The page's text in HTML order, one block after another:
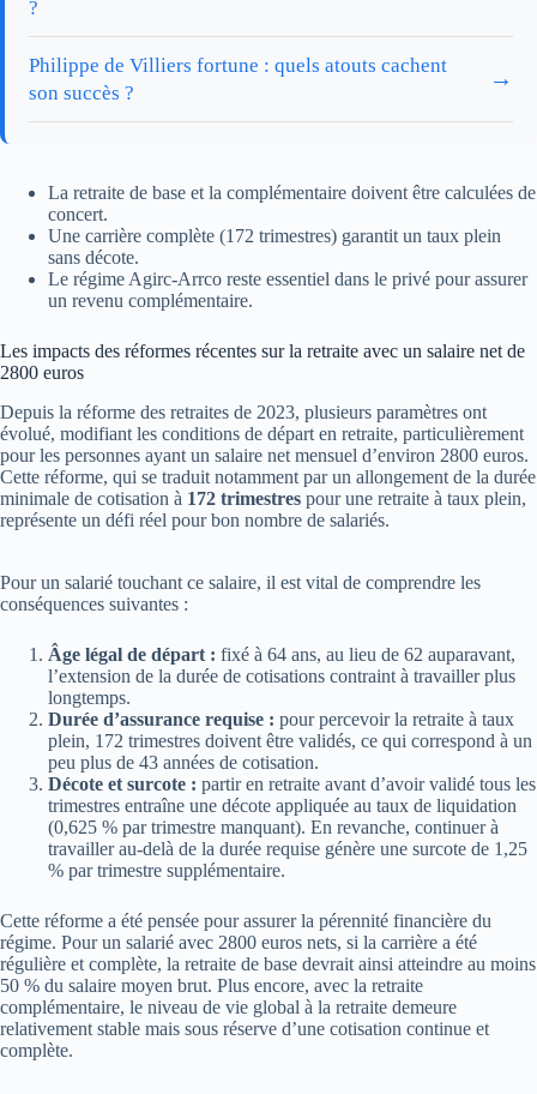
?
Philippe de Villiers fortune : quels atouts cachent
son succès ?
→
La retraite de base et la complémentaire doivent être calculées de
concert.
Une carrière complète (172 trimestres) garantit un taux plein
sans décote.
Le régime Agirc-Arrco reste essentiel dans le privé pour assurer
un revenu complémentaire.
Les impacts des réformes récentes sur la retraite avec un salaire net de
2800 euros
Depuis la réforme des retraites de 2023, plusieurs paramètres ont
évolué, modifiant les conditions de départ en retraite, particulièrement
pour les personnes ayant un salaire net mensuel d’environ 2800 euros.
Cette réforme, qui se traduit notamment par un allongement de la durée
minimale de cotisation à 172 trimestres pour une retraite à taux plein,
représente un défi réel pour bon nombre de salariés.
Pour un salarié touchant ce salaire, il est vital de comprendre les
conséquences suivantes :
Âge légal de départ : fixé à 64 ans, au lieu de 62 auparavant,
l’extension de la durée de cotisations contraint à travailler plus
longtemps.
Durée d’assurance requise : pour percevoir la retraite à taux
plein, 172 trimestres doivent être validés, ce qui correspond à un
peu plus de 43 années de cotisation.
Décote et surcote : partir en retraite avant d’avoir validé tous les
trimestres entraîne une décote appliquée au taux de liquidation
(0,625 % par trimestre manquant). En revanche, continuer à
travailler au-delà de la durée requise génère une surcote de 1,25
% par trimestre supplémentaire.
Cette réforme a été pensée pour assurer la pérennité financière du
régime. Pour un salarié avec 2800 euros nets, si la carrière a été
régulière et complète, la retraite de base devrait ainsi atteindre au moins
50 % du salaire moyen brut. Plus encore, avec la retraite
complémentaire, le niveau de vie global à la retraite demeure
relativement stable mais sous réserve d’une cotisation continue et
complète.